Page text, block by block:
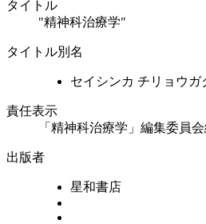
タイトル
"精神科治療学"
タイトル別名
セイシンカ チリョウガ
責任表示
「精神科治療学」編集委員
出版者
星和書店